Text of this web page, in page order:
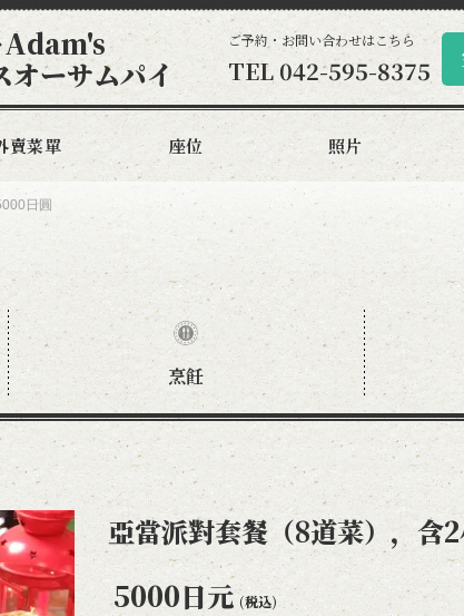
Adam's
ーサムパイ
ご予約・お問い合わせはこちら
TEL042-595-8375
賣菜單 座位 照片
日圓
烹飪
亞當派對套餐（8道菜），含
5000日元 (税込)